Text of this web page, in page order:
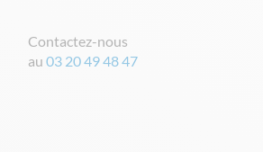
Contactez-nous
au 03 20 49 48 47